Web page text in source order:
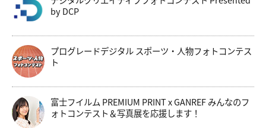
by DCP
プログレードデジタル スポーツ・人物フォトコンテス
ト
富士フイルム PREMIUM PRINT x GANREF みんなのフ
ォトコンテスト＆写真展を応援します！